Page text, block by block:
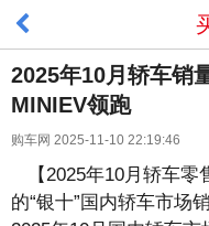
2025年10月轿车销
MINIEV领跑
购车网 2025-11-10 22:19:46
【2025年10月轿车零
的“银十”国内轿车市场